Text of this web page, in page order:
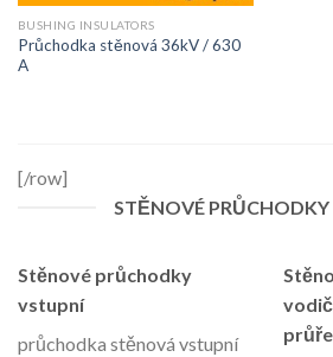
BUSHING INSULATORS
Průchodka stěnová 36kV / 630
A
[/row]
STĚNOVÉ
Stěnové průchodky
vstupní
průchodka stěnová vstupní